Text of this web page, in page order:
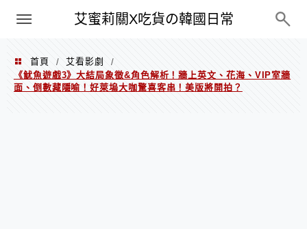
艾蜜莉關X吃貨の韓國日常
PXN
首頁 / 艾看影劇
/
《魷魚遊戲3》大結局象徵&角色解析！牆上英文、花海、VIP室牆
面、倒數藏隱喻！好萊塢大咖驚喜客串！美版將開拍？